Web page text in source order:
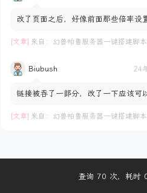
改了页面之后，好像前面那些倍率设
[文章] 来自： 幻兽帕鲁服务器一键搭建脚本
Biubush 24
链接被吞了一部分，改了一下应该可
worldSetting.html
[文章] 来自： 幻兽帕鲁服务器一键搭建脚本
查询 70 次，耗时